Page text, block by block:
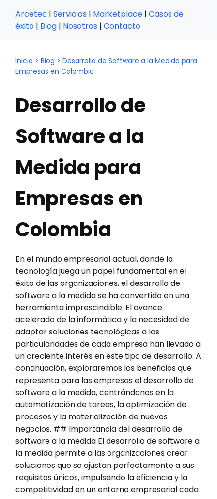
Arcetec | Servicios | Marketplace | Casos de
éxito | Blog | Nosotros | Contacto
Inicio > Blog > Desarrollo de Software a la Medida para
Empresas en Colombia
Desarrollo de
Software a la
Medida para
Empresas en
Colombia
En el mundo empresarial actual, donde la
tecnología juega un papel fundamental en el
éxito de las organizaciones, el desarrollo de
software a la medida se ha convertido en una
herramienta imprescindible. El avance
acelerado de la informática y la necesidad de
adaptar soluciones tecnológicas a las
particularidades de cada empresa han llevado a
un creciente interés en este tipo de desarrollo. A
continuación, exploraremos los beneficios que
representa para las empresas el desarrollo de
software a la medida, centrándonos en la
automatización de tareas, la optimización de
procesos y la materialización de nuevos
negocios. ## Importancia del desarrollo de
software a la medida El desarrollo de software a
la medida permite a las organizaciones crear
soluciones que se ajustan perfectamente a sus
requisitos únicos, impulsando la eficiencia y la
competitividad en un entorno empresarial cada